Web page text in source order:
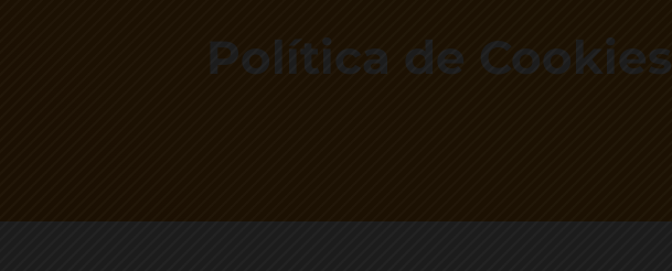
Política de Cookies